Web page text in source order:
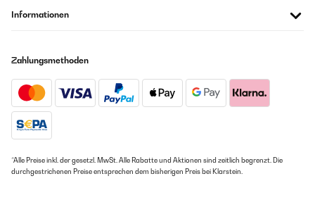
Informationen
Zahlungsmethoden
*Alle Preise inkl. der gesetzl. MwSt. Alle Rabatte und Aktionen sind zeitlich begrenzt. Die
durchgestrichenen Preise entsprechen dem bisherigen Preis bei Klarstein.